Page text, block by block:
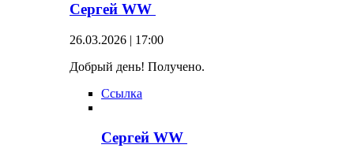
Сергей WW
26.03.2026 | 17:00
Добрый день! Получено.
Ссылка
Сергей WW